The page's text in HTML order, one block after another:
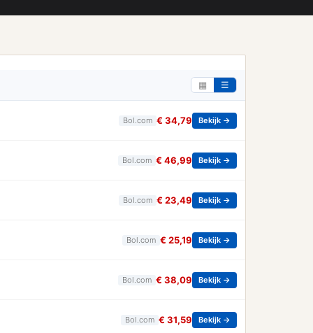
▦ ☰
Bol.com € 34,79 Bekijk →
Bol.com € 46,99 Bekijk →
Bol.com € 23,49 Bekijk →
Bol.com € 25,19 Bekijk →
Bol.com € 38,09 Bekijk →
Bol.com € 31,59 Bekijk →